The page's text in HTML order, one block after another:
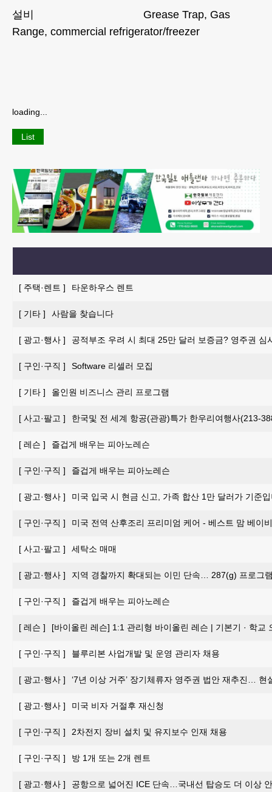
설비 Grease Trap, Gas
Range, commercial refrigerator/freezer
loading...
List
[ 주택·렌트 ] 타운하우스 렌트
[ 기타 ] 사람을 찾습니다
[ 광고·행사 ] 공적부조 우려 시 최대 25만 달러 보증금? 영주권 심
[ 구인·구직 ] Software 리셀러 모집
[ 기타 ] 올인원 비즈니스 관리 프로그램
[ 사고·팔고 ] 한국및 전 세계 항공(관광)특가 한우리여행사(213-
[ 레슨 ] 즐겁게 배우는 피아노레슨
[ 구인·구직 ] 즐겁게 배우는 피아노레슨
[ 광고·행사 ] 미국 입국 시 현금 신고, 가족 합산 1만 달러가 기준
[ 구인·구직 ] 미국 전역 산후조리 프리미엄 케어 - 베스트 맘 베이
[ 사고·팔고 ] 세탁소 매매
[ 광고·행사 ] 지역 경찰까지 확대되는 이민 단속… 287(g) 프로그
[ 구인·구직 ] 즐겁게 배우는 피아노레슨
[ 레슨 ] [바이올린 레슨] 1:1 관리형 바이올린 레슨 | 기본기 · 학
[ 구인·구직 ] 블루리본 사업개발 및 운영 관리자 채용
[ 광고·행사 ] ‘7년 이상 거주’ 장기체류자 영주권 법안 재추진… 현
[ 광고·행사 ] 미국 비자 거절후 재신청
[ 구인·구직 ] 2차전지 장비 설치 및 유지보수 인재 채용
[ 구인·구직 ] 방 1개 또는 2개 렌트
[ 광고·행사 ] 공항으로 넓어진 ICE 단속…국내선 탑승도 더 이상